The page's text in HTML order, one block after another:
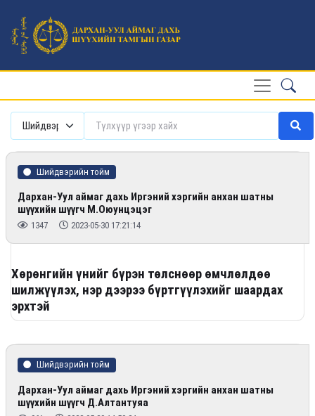
Шийдвэрийн тойм
Дархан-Уул аймаг дахь Иргэний хэргийн анхан шатны
шүүхийн шүүгч М.Оюунцэцэг
1347 2023-05-30 17:21:14
Хөрөнгийн үнийг бүрэн төлснөөр өмчлөлдөө
шилжүүлэх, нэр дээрээ бүртгүүлэхийг шаардах
эрхтэй
Шийдвэрийн тойм
Дархан-Уул аймаг дахь Иргэний хэргийн анхан шатны
шүүхийн шүүгч Д.Алтантуяа